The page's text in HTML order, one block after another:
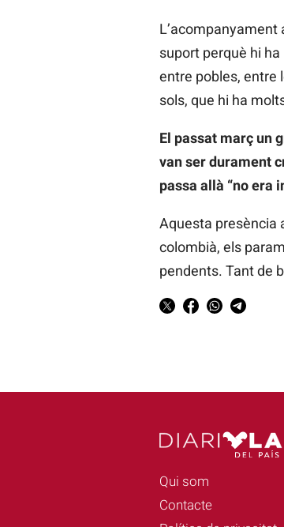
suport perquè hi
entre pobles, entre
sols, que hi ha
El passat març un
van ser durament
passa allà “no era
Aquesta presència
colombià, els
pendents. Tant de
Qui som
Contacte